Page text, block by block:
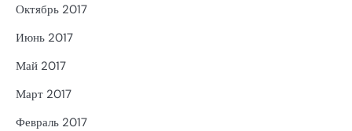
Октябрь 2017
Июнь 2017
Май 2017
Март 2017
Февраль 2017